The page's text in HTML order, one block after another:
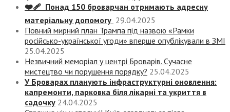
❤️‍🩹 Понад 150 броварчан отримають адресну
матеріальну допомогу 29.04.2025
Повний мирний план Трампа під назвою «‎Рамки
російсько-української угоди» вперше опублікували в ЗМІ
25.04.2025
Незвичний меморіал у центрі Броварів. Сучасне
мистецтво чи порушення порядку? 25.04.2025
У Броварах планують інфраструктурні оновлення:
капремонти, парковка біля лікарні та укриття в
садочку 24.04.2025